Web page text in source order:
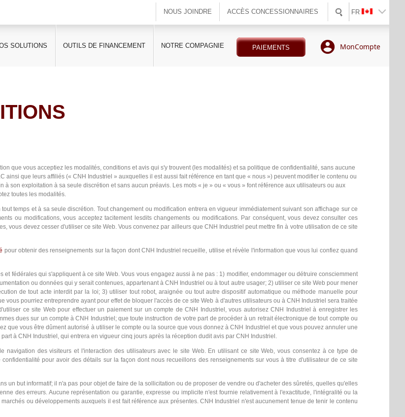
NOUS JOINDRE ACCÈS CONCESSIONNAIRES FR
SOLUTIONS OUTILS DE FINANCEMENT NOTRE COMPAGNIE PAIEMENTS MonCompte
que vous acceptiez les modalités, conditions et avis qui s'y trouvent (les modalités) et sa politique de confidentialité, sans aucune
ainsi que leurs affiliés (« CNH Industriel » auxquelles il est aussi fait référence en tant que « nous ») peuvent modifier le contenu ou
à son exploitation à sa seule discrétion et sans aucun préavis. Les mots « je » ou « vous » font référence aux utilisateurs ou aux
toutes les modalités.​
temps et à sa seule discrétion. Tout changement ou modification entrera en vigueur immédiatement suivant son affichage sur ce
ou modifications, vous acceptez tacitement lesdits changements ou modifications. Par conséquent, vous devez consulter ces
vous devez cesser d'utiliser ce site Web. Vous convenez par ailleurs que CNH Industriel peut mettre fin à votre utilisation de ce site
pour obtenir des renseignements sur la façon dont CNH Industriel recueille, utilise et révèle l'information que vous lui confiez quand
fédérales qui s'appliquent à ce site Web. Vous vous engagez aussi à ne pas : 1) modifier, endommager ou détruire consciemment
ou données qui y serait contenues, appartenant à CNH Industriel ou à tout autre usager; 2) utiliser ce site Web pour mener
de tout acte interdit par la loi; 3) utiliser tout robot, araignée ou tout autre dispositif automatique ou méthode manuelle pour
pourriez entreprendre ayant pour effet de bloquer l'accès de ce site Web à d'autres utilisateurs ou à CNH Industriel sera traitée
ce site Web pour effectuer un paiement sur un compte de CNH Industriel, vous autorisez CNH Industriel à enregistrer les
dues sur un compte à CNH Industriel; que toute instruction de votre part de procéder à un retrait électronique de tout compte ou
que vous être dûment autorisé à utiliser le compte ou la source que vous donnez à CNH Industriel et que vous pouvez annuler une
à CNH Industriel, qui entrera en vigueur cinq jours après la réception dudit avis par CNH Industriel.​
navigation des visiteurs et l'interaction des utilisateurs avec le site Web. En utilisant ce site Web, vous consentez à ce type de
confidentialité pour avoir des détails sur la façon dont nous recueillons des renseignements sur vous à titre d'utilisateur de ce site
un but informatif; il n'a pas pour objet de faire de la sollicitation ou de proposer de vendre ou d'acheter des sûretés, quelles qu'elles
des erreurs. Aucune représentation ou garantie, expresse ou implicite n'est fournie relativement à l'exactitude, l'intégralité ou la
ou développements auxquels il est fait référence aux présentes. CNH Industriel n'est aucunement tenue de tenir le contenu